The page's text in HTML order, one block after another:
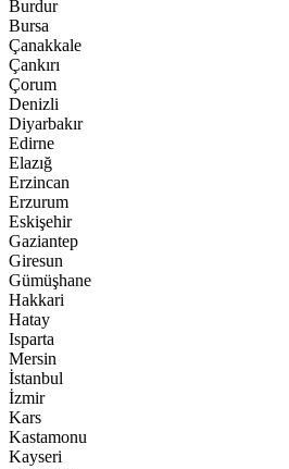
Burdur
Bursa
Çanakkale
Çankırı
Çorum
Denizli
Diyarbakır
Edirne
Elazığ
Erzincan
Erzurum
Eskişehir
Gaziantep
Giresun
Gümüşhane
Hakkari
Hatay
Isparta
Mersin
İstanbul
İzmir
Kars
Kastamonu
Kayseri